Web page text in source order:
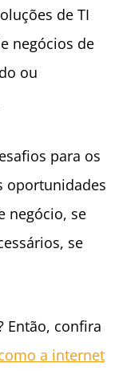
de TI
negócios de
ou
para os
oportunidades
negócio, se
se
Então, confira
a internet